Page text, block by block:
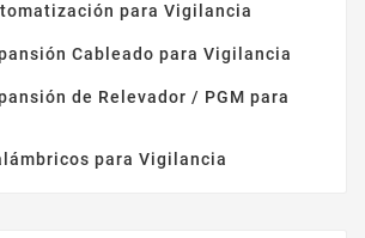
para Vigilancia
Cableado para Vigilancia
de Relevador / PGM para
para Vigilancia